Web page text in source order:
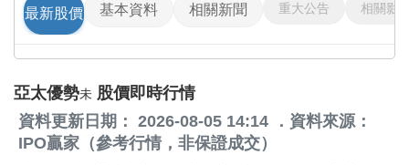
最新股價 基本資料 相關新聞 重大公告 相關影
亞太優勢未 股價即時行情
資料更新日期： 2026-08-05 14:14 ．資料來源：
IPO贏家（參考行情，非保證成交）